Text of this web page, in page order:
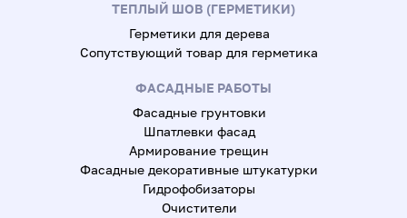
ТЕПЛЫЙ ШОВ (ГЕРМЕТИКИ)
Герметики для дерева
Сопутствующий товар для герметика
ФАСАДНЫЕ РАБОТЫ
Фасадные грунтовки
Шпатлевки фасад
Армирование трещин
Фасадные декоративные штукатурки
Гидрофобизаторы
Очистители